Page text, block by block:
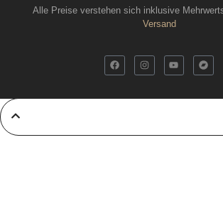
Alle Preise verstehen sich inklusive
Versand